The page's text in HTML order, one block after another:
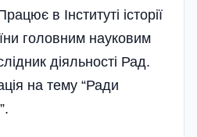
в Інституті історії
головним науковим
діяльності Рад.
на тему “Ради